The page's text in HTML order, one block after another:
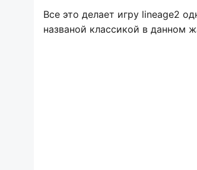
Все это делает игру lineage2
названой классикой в данном